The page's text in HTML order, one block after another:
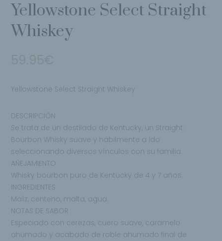
Yellowstone Select Straight
Whiskey
59.95€
Yellowstone Select Straight Whiskey
DESCRIPCIÓN
Se trata de un destilado de Kentucky, un Straight
Bourbon Whisky suave y hábilmente a ido
seleccionando diversos vínculos con su familia.
AÑEJAMIENTO
Whisky bourbon puro de Kentucky de 4 y 7 años.
INGREDIENTES
Maíz, centeno, malta, agua.
NOTAS DE SABOR
Especiado con cerezas, cuero suave, caramelo
ahumado y acabado de roble ahumado final de